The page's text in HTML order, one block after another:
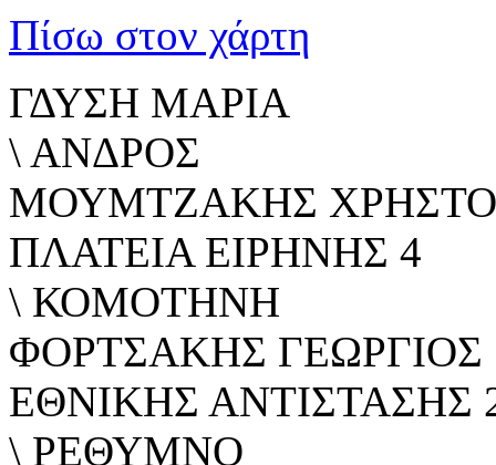
Πίσω στον χάρτη
ΓΔΥΣΗ ΜΑΡΙΑ
\ ΑΝΔΡΟΣ
ΜΟΥΜΤΖΑΚΗΣ
ΠΛΑΤΕΙΑ ΕΙΡΗΝΗΣ 4
\ ΚΟΜΟΤΗΝΗ
ΦΟΡΤΣΑΚΗΣ ΓΕΩΡΓΙΟΣ
ΕΘΝΙΚΗΣ ΑΝΤΙΣΤΑΣΗΣ
\ ΡΕΘΥΜΝΟ